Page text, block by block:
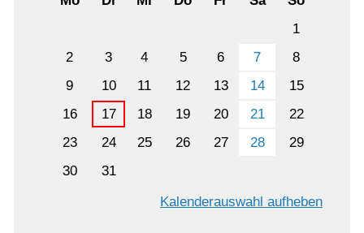
1
2
3 4 5 6 7
8
9
10 11 12 13 14
15
16
17 18 19 20 21
22
23
24 25 26 27 28
29
30
31
Kalenderauswahl aufheben